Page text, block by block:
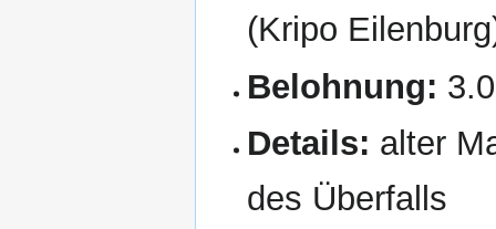
(Kripo
Belohnung:
Details: alter
des Überfalls